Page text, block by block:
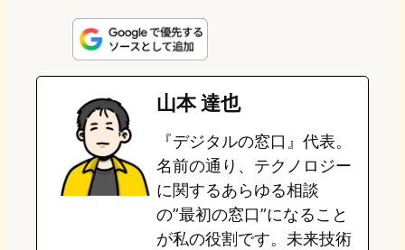
n
e
s
t
o
o
n
u
e
s
k
e
b
o
o
k
e
a
山本 達也
『デジタルの窓口』代表。
名前の通り、テクノロジー
に関するあらゆる相談
の”最初の窓口”になること
が私の役割です。未来技術